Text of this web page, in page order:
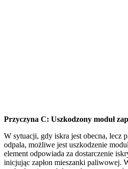
Przyczyna C: Uszkodzony moduł
W sytuacji, gdy iskra jest obecna, lecz
odpala, możliwe jest uszkodzenie
element odpowiada za dostarczenie
inicjując zapłon mieszanki paliwowej.